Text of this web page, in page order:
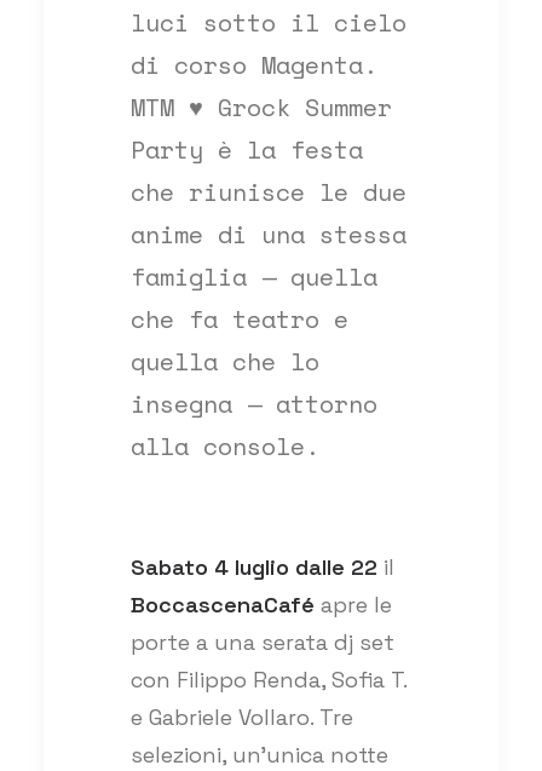
luci sotto il cielo
di corso Magenta.
MTM ♥ Grock Summer
Party è la festa
che riunisce le due
anime di una stessa
famiglia — quella
che fa teatro e
quella che lo
insegna — attorno
alla console.
Sabato 4 luglio dalle 22 il
BoccascenaCafé apre le
porte a una serata dj set
con Filippo Renda, Sofia T.
e Gabriele Vollaro. Tre
selezioni, un'unica notte